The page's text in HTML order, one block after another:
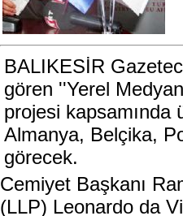
BALIKESİR
gören ''Yerel
projesi kapsamında
Almanya, Belçika,
görecek.
Cemiyet Başkanı
(LLP) Leonardo da